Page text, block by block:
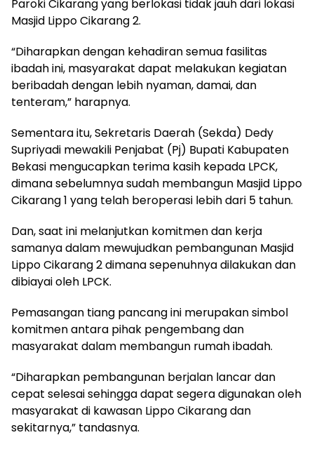
Paroki Cikarang yang berlokasi tidak jauh dari lokasi
Masjid Lippo Cikarang 2.
“Diharapkan dengan kehadiran semua fasilitas
ibadah ini, masyarakat dapat melakukan kegiatan
beribadah dengan lebih nyaman, damai, dan
tenteram,” harapnya.
Sementara itu, Sekretaris Daerah (Sekda) Dedy
Supriyadi mewakili Penjabat (Pj) Bupati Kabupaten
Bekasi mengucapkan terima kasih kepada LPCK,
dimana sebelumnya sudah membangun Masjid Lippo
Cikarang 1 yang telah beroperasi lebih dari 5 tahun.
Dan, saat ini melanjutkan komitmen dan kerja
samanya dalam mewujudkan pembangunan Masjid
Lippo Cikarang 2 dimana sepenuhnya dilakukan dan
dibiayai oleh LPCK.
Pemasangan tiang pancang ini merupakan simbol
komitmen antara pihak pengembang dan
masyarakat dalam membangun rumah ibadah.
“Diharapkan pembangunan berjalan lancar dan
cepat selesai sehingga dapat segera digunakan oleh
masyarakat di kawasan Lippo Cikarang dan
sekitarnya,” tandasnya.